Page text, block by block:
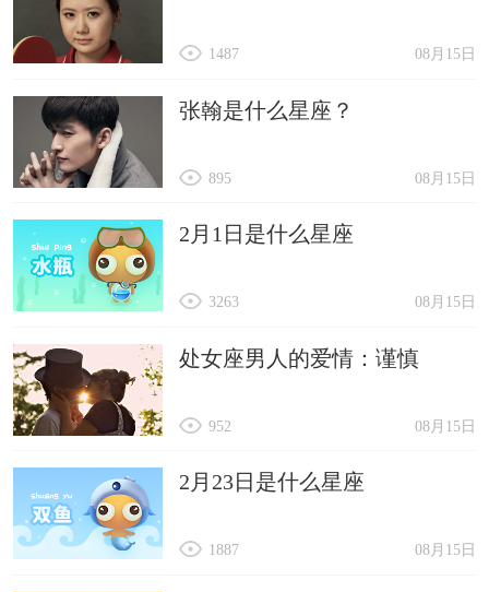
08月15日
1487
张翰是什么星座？
08月15日
895
2月1日是什么星座
08月15日
3263
处女座男人的爱情：谨慎
08月15日
952
2月23日是什么星座
08月15日
1887